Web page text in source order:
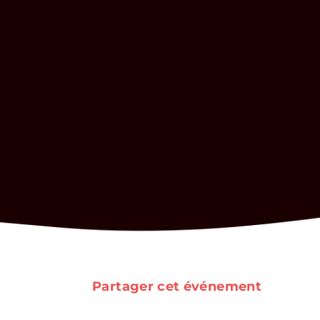
Partager cet événement